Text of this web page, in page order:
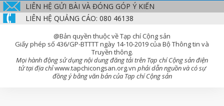
LIÊN HỆ GỬI BÀI VÀ ĐÓNG GÓP Ý KIẾN
LIÊN HỆ QUẢNG CÁO: 080 46138
@Bản quyền thuộc về Tạp chí Cộng sản
Giấy phép số 436/GP-BTTTT ngày 14-10-2019 của Bộ Thông tin và
Truyền thông.
Mọi hành động sử dụng nội dung đăng tải trên Tạp chí Cộng sản điện
tử tại địa chỉwww.tapchicongsan.org.vn phải dẫn nguồn và có sự
đồng ý bằng văn bản của Tạp chí Cộng sản